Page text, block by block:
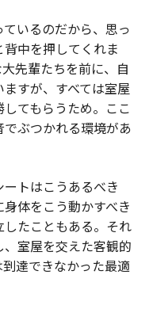
ているのだから、思っ
中を押してくれま
先輩たちを前に、自
すが、すべては室屋
てもらうため。ここ
ぶつかれる環境があ
トはこうあるべき
体をこう動かすべき
たこともある。それ
室屋を交えた客観的
達できなかった最適